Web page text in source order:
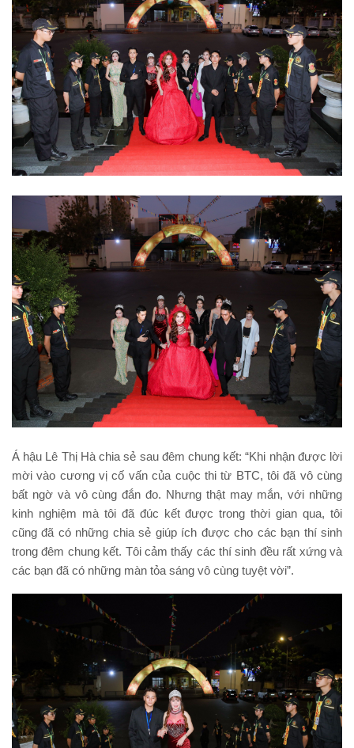
Á hậu Lê Thị Hà chia sẻ sau đêm chung kết: “Khi nhận được lời
mời vào cương vị cố vấn của cuộc thi từ BTC, tôi đã vô cùng
bất ngờ và vô cùng đắn đo. Nhưng thật may mắn, với những
kinh nghiệm mà tôi đã đúc kết được trong thời gian qua, tôi
cũng đã có những chia sẻ giúp ích được cho các bạn thí sinh
trong đêm chung kết. Tôi cảm thấy các thí sinh đều rất xứng và
các bạn đã có những màn tỏa sáng vô cùng tuyệt vời”.